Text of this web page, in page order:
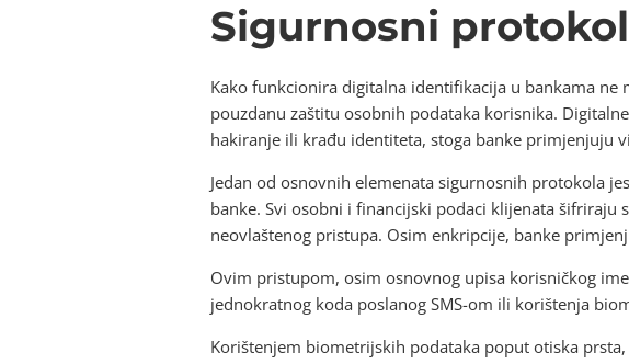
Sigurnosni
Kako funkcionira digitalna identifikacija u bankama
pouzdanu zaštitu osobnih podataka korisnika.
hakiranje ili krađu identiteta, stoga banke primjenjuju
Jedan od osnovnih elemenata sigurnosnih protokola
banke. Svi osobni i financijski podaci klijenata
neovlaštenog pristupa. Osim enkripcije, banke
Ovim pristupom, osim osnovnog upisa korisničkog
jednokratnog koda poslanog SMS-om ili korištenja
Korištenjem biometrijskih podataka poput otiska